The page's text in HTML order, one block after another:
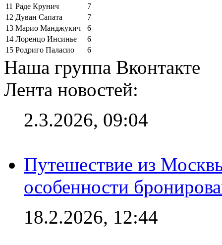
11 Раде Крунич
7
12 Дуван Сапата
7
13 Марио Манджукич
6
14 Лоренцо Инсинье
6
15 Родриго Паласио 6
Наша группа Вконтакте
Лента новостей:
2.3.2026, 09:04
Путешествие из
особенности
18.2.2026, 12:44